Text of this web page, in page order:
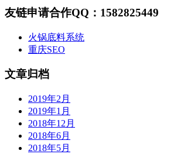
友链申请合作QQ：1582825449
火锅底料系统
重庆SEO
文章归档
2019年2月
2019年1月
2018年12月
2018年6月
2018年5月